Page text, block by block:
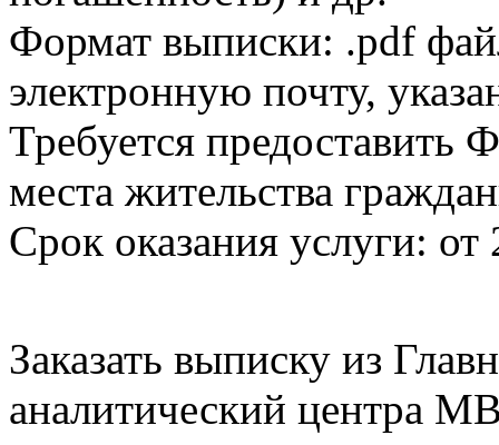
Формат выписки: .pdf
электронную почту,
Требуется
места жительства
Срок оказания услуги: от
Заказать выписку из
аналитический центра